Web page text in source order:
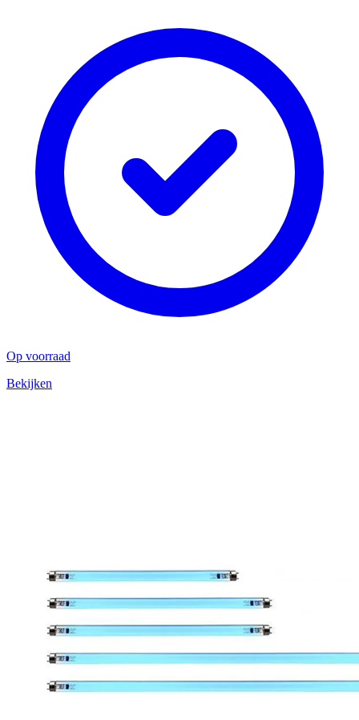
Op voorraad
Bekijken